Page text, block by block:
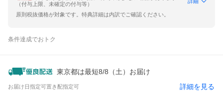
（付与上限、未確定の付与等）
原則税抜価格が対象です。特典詳細は内訳でご確認ください。
条件達成でおトク
東京都は最短8/8（土）お届け
お届け日指定可置き配指定可 詳細を見る